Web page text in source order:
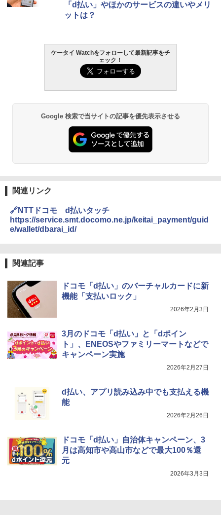
「d払い」やほかのサービスの違いやメリ
ットは？
ケータイ Watchをフォローして最新記事をチ
ェック！
Google 検索で当サイトの記事を優先表示させる
関連リンク
🔗NTTドコモ d払いタッチ
https://service.smt.docomo.ne.jp/keitai_payment/guid
e/wallet/dbarai_id/
関連記事
ドコモ「d払い」のバーチャルカードに新
機能「支払いロック」
2026年2月3日
3月のドコモ「d払い」と「dポイン
ト」、ENEOSやファミリーマートなどで
キャンペーン実施
2026年2月27日
d払い、アプリ読み込み中でも支払える機
能
2026年2月26日
ドコモ「d払い」自治体キャンペーン、3
月は高知市や高山市などで最大100％還
元
2026年3月3日